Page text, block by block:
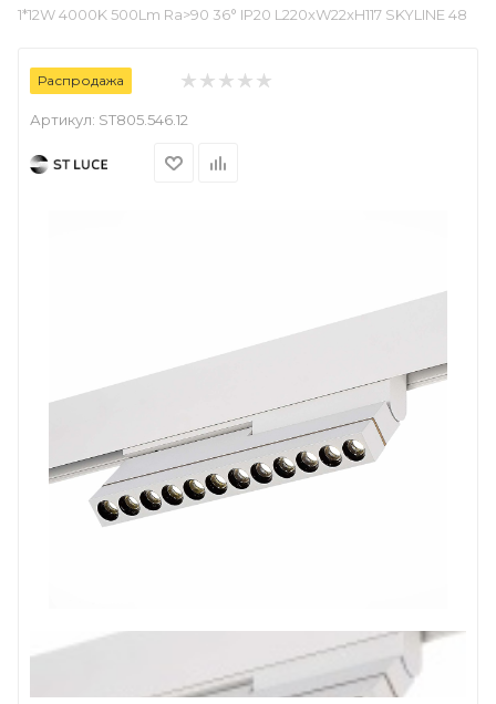
1*12W 4000K 500Lm Ra>90 36° IP20 L220xW22xH117 SKYLINE 48
Распродажа
Артикул: ST805.546.12
Prev